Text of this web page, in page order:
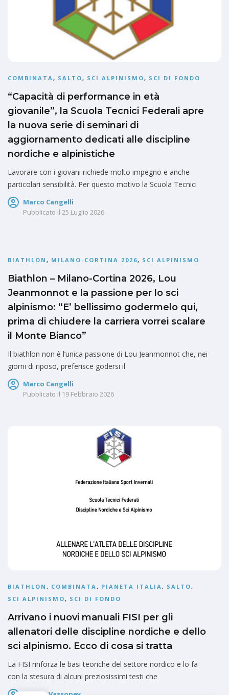
COMBINATA, SALTO, SCI ALPINISMO, SCI DI FONDO
“Capacità di performance in età
giovanile”, la Scuola Tecnici Federali apre
la nuova serie di seminari di
aggiornamento dedicati alle discipline
nordiche e alpinistiche
Lavorare con i giovani richiede molto impegno e anche
particolari sensibilità. Per questo motivo la Scuola Tecnici
Marco Cangelli
Pubblicato il 25 Luglio 2026
BIATHLON , MILANO-CORTINA 2026, SCI ALPINISMO
Biathlon – Milano-Cortina 2026, Lou
Jeanmonnot e la passione per lo sci
alpinismo: “E’ bellissimo godermelo qui,
prima di chiudere la carriera vorrei scalare
il Monte Bianco”
Il biathlon non è l’unica passione di Lou Jeanmonnot che, nei
giorni di riposo, preferisce godersi il
Marco Cangelli
Pubblicato il 19 Febbraio 2026
BIATHLON , COMBINATA , PIANETA ITALIA , SALTO,
SCI ALPINISMO, SCI DI FONDO
Arrivano i nuovi manuali FISI per gli
allenatori delle discipline nordiche e dello
sci alpinismo. Ecco di cosa si tratta
La FISI rinforza le basi teoriche del settore nordico e lo fa
con la stesura di alcuni preziosissimi testi che